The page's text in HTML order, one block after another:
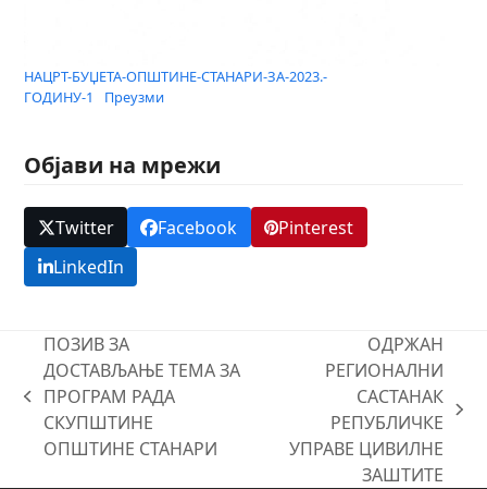
НАЦРТ-БУЏЕТА-ОПШТИНЕ-СТАНАРИ-ЗА-2023.-
ГОДИНУ-1
Преузми
Објави на мрежи
Twitter Facebook
Pinterest
LinkedIn
previous
post:
ПОЗИВ ЗА
ДОСТАВЉАЊЕ ТЕМА ЗА
ПРОГРАМ РАДА
СКУПШТИНЕ
ОПШТИНЕ СТАНАРИ
post:
ОДРЖАН
РЕГИОНАЛНИ
САСТАНАК
РЕПУБЛИЧКЕ
УПРАВЕ ЦИВИЛНЕ
ЗАШТИТЕ